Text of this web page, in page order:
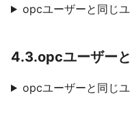
opcユーザーと同じ
4.3.opcユーザー
opcユーザーと同じ